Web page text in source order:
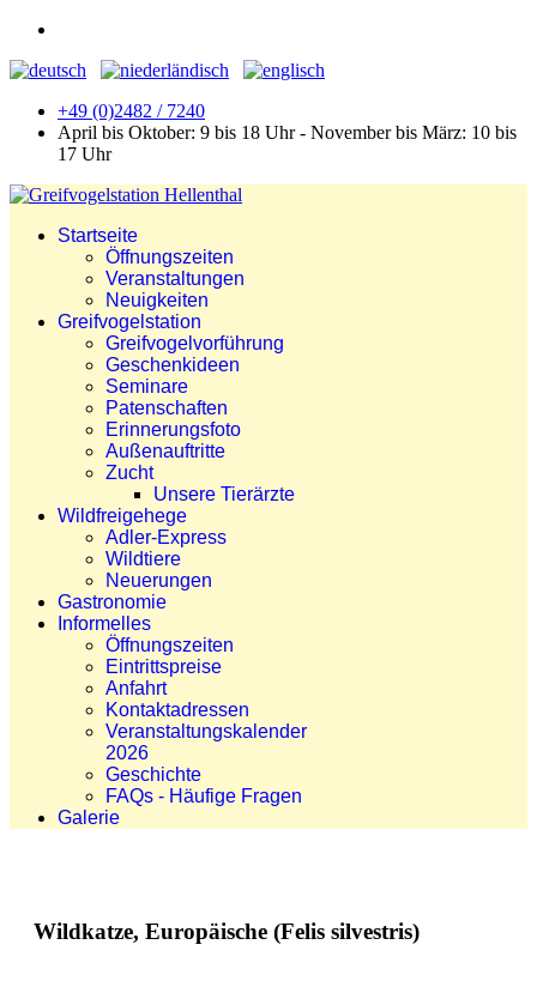
+49 (0)2482 / 7240
April bis Oktober: 9 bis 18 Uhr - November bis März: 10 bis
17 Uhr
Startseite
Öffnungszeiten
Veranstaltungen
Neuigkeiten
Greifvogelstation
Greifvogelvorführung
Geschenkideen
Seminare
Patenschaften
Erinnerungsfoto
Außenauftritte
Zucht
Unsere Tierärzte
Wildfreigehege
Adler-Express
Wildtiere
Neuerungen
Gastronomie
Informelles
Öffnungszeiten
Eintrittspreise
Anfahrt
Kontaktadressen
Veranstaltungskalender
2026
Geschichte
FAQs - Häufige Fragen
Galerie
Wildkatze, Europäische (Felis silvestris)